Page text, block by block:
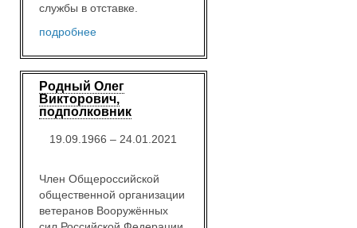
службы в отставке.
подробнее
Родный Олег
Викторович,
подполковник
19.09.1966 – 24.01.2021
Член Общероссийской
общественной организации
ветеранов Вооружённых